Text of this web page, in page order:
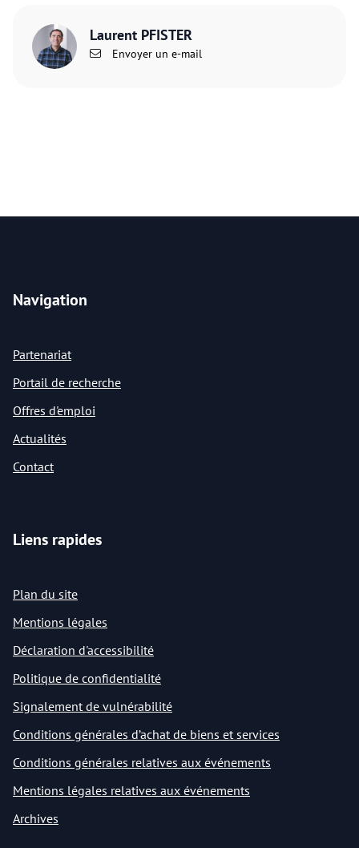
Laurent PFISTER
Envoyer un e-mail
Navigation
Partenariat
Portail de recherche
Offres d'emploi
Actualités
Contact
Liens rapides
Plan du site
Mentions légales
Déclaration d'accessibilité
Politique de confidentialité
Signalement de vulnérabilité
Conditions générales d’achat de biens et services
Conditions générales relatives aux événements
Mentions légales relatives aux événements
Archives